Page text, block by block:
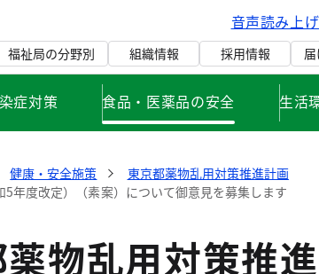
音声読み上
福祉局の分野別 組織情報 採用情報
症対策 食品・医薬品の安全 生活
健康・安全施策
東京都薬物乱用対策推進計画
5年度改定）（素案）について御意見を募集します
薬物乱用対策推